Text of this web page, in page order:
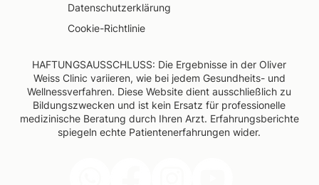
Datenschutzerklärung
Cookie-Richtlinie
HAFTUNGSAUSSCHLUSS: Die Ergebnisse in der Oliver
Weiss Clinic variieren, wie bei jedem Gesundheits- und
Wellnessverfahren. Diese Website dient ausschließlich zu
Bildungszwecken und ist kein Ersatz für professionelle
medizinische Beratung durch Ihren Arzt. Erfahrungsberichte
spiegeln echte Patientenerfahrungen wider.